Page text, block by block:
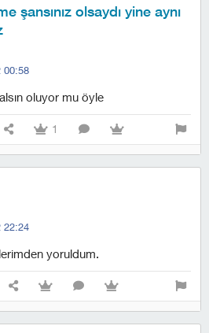
şansınız olsaydı yine aynı
00:58
oluyor mu öyle
1
22:24
yoruldum.